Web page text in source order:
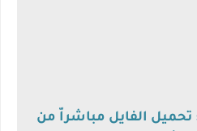
: تحميل الفايل مباشراّ من